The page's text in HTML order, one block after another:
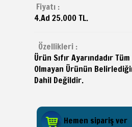
Fiyatı :
4.Ad 25.000 TL.
Özellikleri :
Ürün Sıfır Ayarındadır
Olmayan Ürünün
Dahil Değildir.
Hemen sipariş ver